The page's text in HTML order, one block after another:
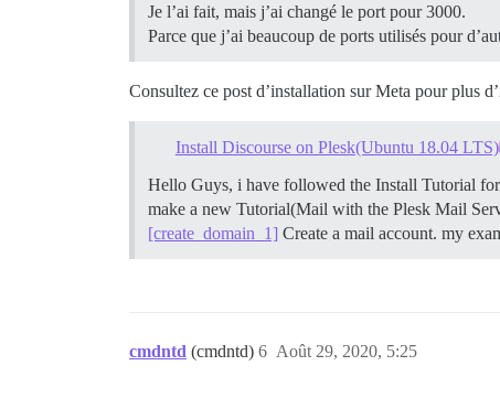
Je l’ai fait, mais j’ai changé le port pour 3000.
Parce que j’ai beaucoup de ports utilisés pour
Consultez ce post d’installation sur Meta pour plus
Install Discourse on Plesk(Ubuntu 18.04 LTS)
Hello Guys, i have followed the Install Tutorial
make a new Tutorial(Mail with the Plesk Mail
[create_domain_1] Create a mail account. my
cmdntd (cmdntd) Août 29, 2020, 5:25
6